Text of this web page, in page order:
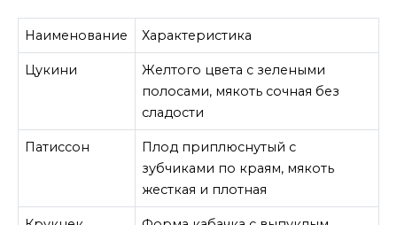
Наименование Характеристика
Цукини
Желтого цвета с зелеными
полосами, мякоть сочная без
сладости
Патиссон
Плод приплюснутый с
зубчиками по краям, мякоть
жесткая и плотная